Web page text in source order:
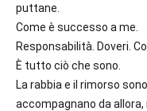
puttane.
Come è successo a me.
Responsabilità. Doveri.
È tutto ciò che sono.
La rabbia e il rimorso
accompagnano da